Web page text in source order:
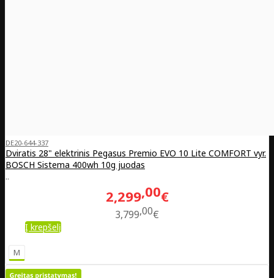
DE20-644-337
Dviratis 28" elektrinis Pegasus Premio EVO 10 Lite COMFORT vyr.
BOSCH Sistema 400wh 10g juodas
..
2,299 00€
3,799 00€
Į krepšelį
M